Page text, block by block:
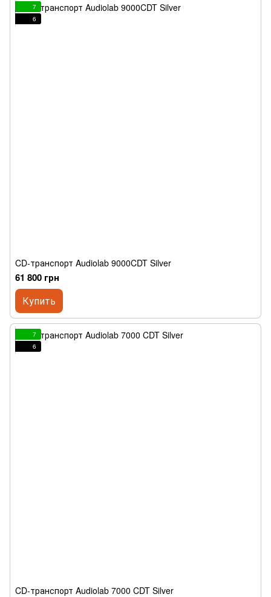
7
6
CD-транспорт Audiolab 9000CDT Silver
61 800 грн
Купить
7
6
CD-транспорт Audiolab 7000 CDT Silver